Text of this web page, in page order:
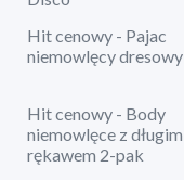
Hit cenowy - Pajac
niemowlęcy dresowy
Hit cenowy - Body
niemowlęce z długim
rękawem 2-pak